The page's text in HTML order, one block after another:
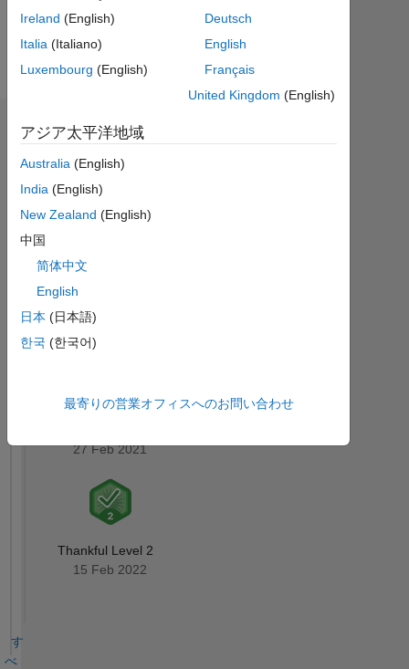
Follow
バッジ
EMILIO
BASTA's
ッ
MATLAB
Answers
バッジ
27 Feb 2021
Thankful Level 2
15 Feb 2022
す
べ
Ireland (English)
Italia (Italiano)
Luxembourg (English)
Deutsch
English
Français
United Kingdom (English)
アジア太平洋地域
Australia (English)
India (English)
New Zealand (English)
中国
简体中文
English
日本 (日本語)
한국 (한국어)
最寄りの営業オフィスへのお問い合わせ